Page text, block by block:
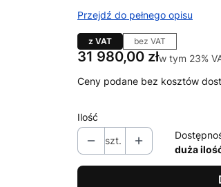
Przejdź do pełnego opisu
z VAT bez VAT
Cena
31 980,00 złw tym 23%
w tym 23%
Ceny podane bez kosztów
Ilość
szt.
duża